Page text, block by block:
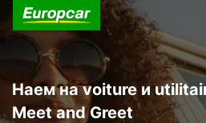
Наем на voiture и
Meet and Greet